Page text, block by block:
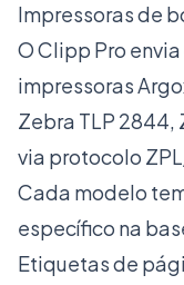
Impressoras de
O Clipp Pro
impressoras
Zebra TLP 2844,
via protocolo
Cada modelo
específico na
Etiquetas de